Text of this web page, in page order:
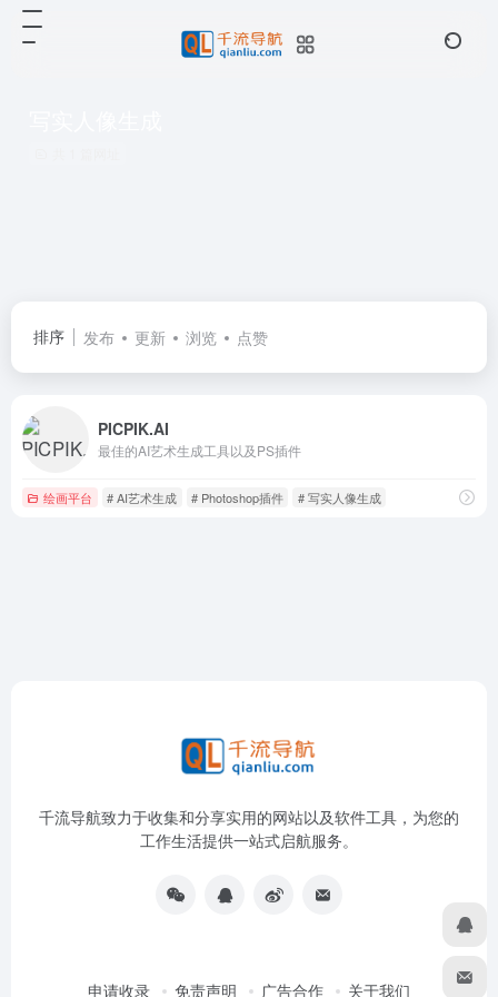
排序 发布 更新 浏览 点赞
PICPIK.AI
最佳的AI艺术生成工具以及PS插件
绘画平台 # AI艺术生成 # Photoshop插件 # 写实人像生成
千流导航致力于收集和分享实用的网站以及软件工具，为您的
工作生活提供一站式启航服务。
申请收录 免责声明 广告合作 关于我们